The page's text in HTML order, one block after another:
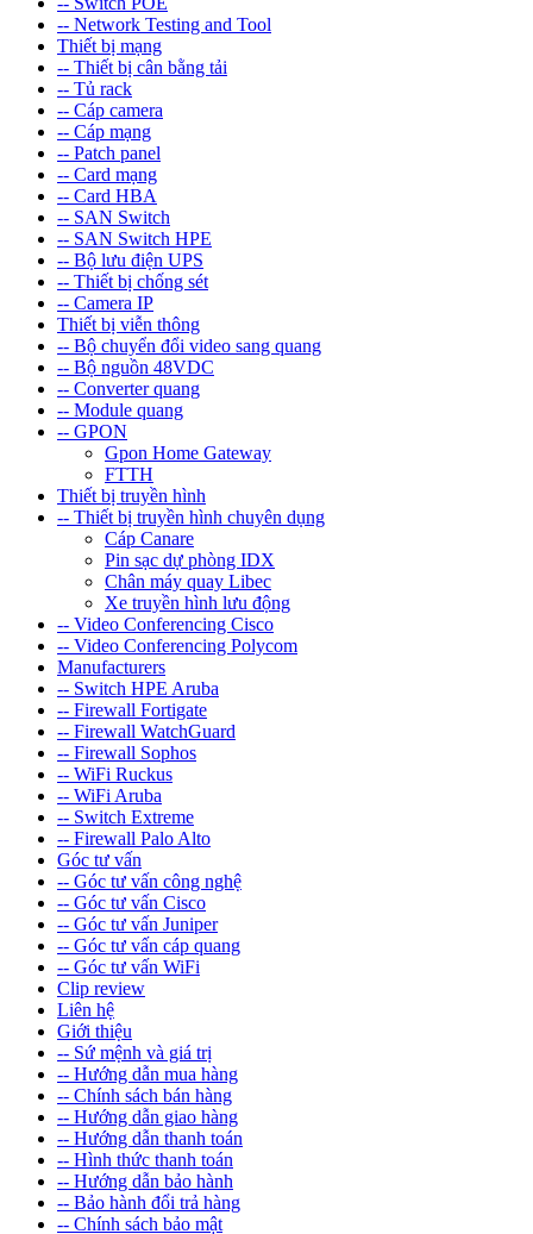
-- Network Testing and Tool
Thiết bị mạng
-- Thiết bị cân bằng tải
-- Tủ rack
-- Cáp camera
-- Cáp mạng
-- Patch panel
-- Card mạng
-- Card HBA
-- SAN Switch
-- SAN Switch HPE
-- Bộ lưu điện UPS
-- Thiết bị chống sét
-- Camera IP
Thiết bị viễn thông
-- Bộ chuyển đổi video sang quang
-- Bộ nguồn 48VDC
-- Converter quang
-- Module quang
-- GPON
Gpon Home Gateway
FTTH
Thiết bị truyền hình
-- Thiết bị truyền hình chuyên dụng
Cáp Canare
Pin sạc dự phòng IDX
Chân máy quay Libec
Xe truyền hình lưu động
-- Video Conferencing Cisco
-- Video Conferencing Polycom
Manufacturers
-- Switch HPE Aruba
-- Firewall Fortigate
-- Firewall WatchGuard
-- Firewall Sophos
-- WiFi Ruckus
-- WiFi Aruba
-- Switch Extreme
-- Firewall Palo Alto
Góc tư vấn
-- Góc tư vấn công nghệ
-- Góc tư vấn Cisco
-- Góc tư vấn Juniper
-- Góc tư vấn cáp quang
-- Góc tư vấn WiFi
Clip review
Liên hệ
Giới thiệu
-- Sứ mệnh và giá trị
-- Hướng dẫn mua hàng
-- Chính sách bán hàng
-- Hướng dẫn giao hàng
-- Hướng dẫn thanh toán
-- Hình thức thanh toán
-- Hướng dẫn bảo hành
-- Bảo hành đổi trả hàng
-- Chính sách bảo mật